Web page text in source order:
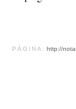
PÁGINA: http://